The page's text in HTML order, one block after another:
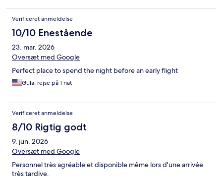
Verificeret anmeldelse
10/10 Enestående
23. mar. 2026
Oversæt med Google
Perfect place to spend the night before an early flight
Gula, rejse på 1 nat
Verificeret anmeldelse
8/10 Rigtig godt
9. jun. 2026
Oversæt med Google
Personnel très agréable et disponible même lors d'une arrivée
très tardive.